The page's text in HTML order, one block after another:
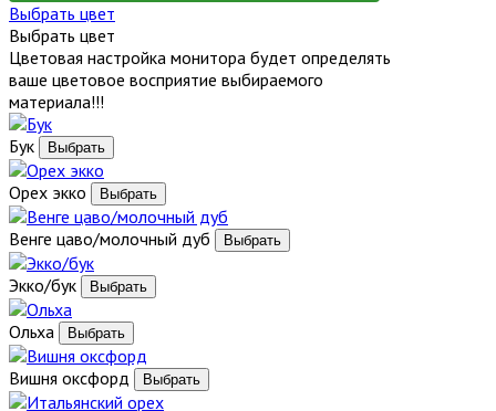
Выбрать цвет
Выбрать цвет
Цветовая настройка монитора будет определять
ваше цветовое восприятие выбираемого
материала!!!
Бук
Орех экко
Венге цаво/молочный дуб
Экко/бук
Ольха
Вишня оксфорд